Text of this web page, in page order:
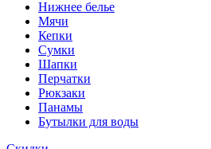
Нижнее белье
Мячи
Кепки
Сумки
Шапки
Перчатки
Рюкзаки
Панамы
Бутылки для воды